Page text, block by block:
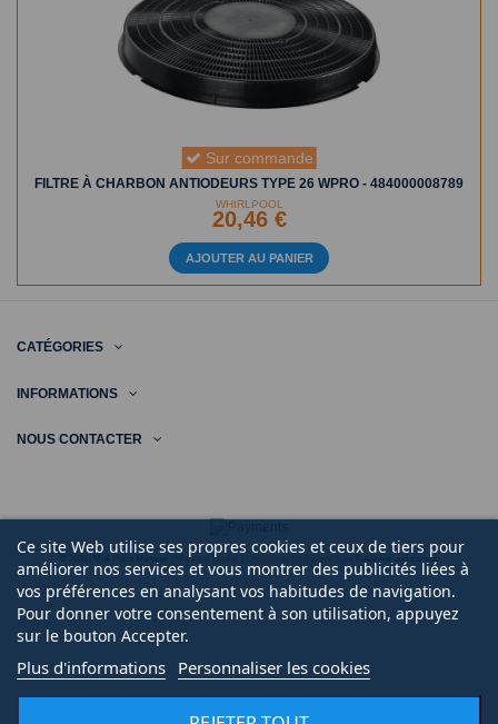
Sur commande
FILTRE À CHARBON ANTIODEURS TYPE 26 WPRO - 484000008789
WHIRLPOOL
20,46 €
AJOUTER AU PANIER
CATÉGORIES
INFORMATIONS
NOUS CONTACTER
Ce site Web utilise ses propres cookies et ceux de tiers pour
améliorer nos services et vous montrer des publicités liées à
vos préférences en analysant vos habitudes de navigation.
Pour donner votre consentement à son utilisation, appuyez
sur le bouton Accepter.
Plus d'informations Personnaliser les cookies
Mentions légales Keole.net, agence web